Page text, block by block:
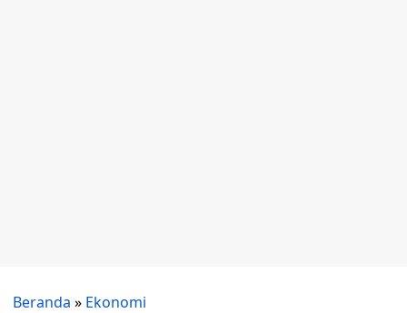
Beranda » Ekonomi